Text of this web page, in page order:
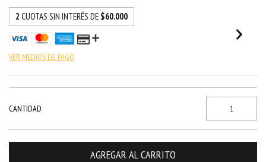
2 CUOTAS SIN INTERÉS DE $60.000
VER MEDIOS DE PAGO
CANTIDAD